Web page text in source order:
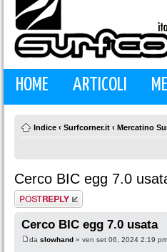
HOME ARTICOLI
Indice ‹ Surfcorner.it ‹ Mercatino
Cerco BIC egg 7.0
Rispondi al
messaggio
Cerco BIC egg 7.0 usata
da slowhand » ven set 06, 2024 2:19 pm